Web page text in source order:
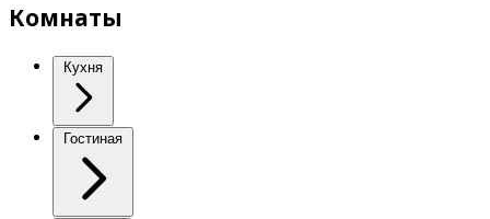
Комнаты
Кухня
Гостиная